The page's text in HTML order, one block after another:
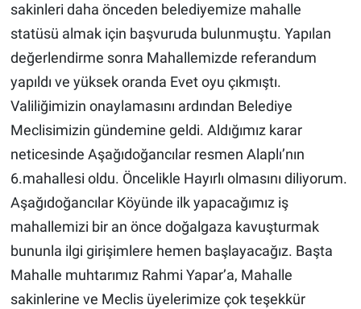
sakinleri daha önceden belediyemize mahalle
statüsü almak için başvuruda bulunmuştu. Yapılan
değerlendirme sonra Mahallemizde referandum
yapıldı ve yüksek oranda Evet oyu çıkmıştı.
Valiliğimizin onaylamasını ardından Belediye
Meclisimizin gündemine geldi. Aldığımız karar
neticesinde Aşağıdoğancılar resmen Alaplı’nın
6.mahallesi oldu. Öncelikle Hayırlı olmasını diliyorum.
Aşağıdoğancılar Köyünde ilk yapacağımız iş
mahallemizi bir an önce doğalgaza kavuşturmak
bununla ilgi girişimlere hemen başlayacağız. Başta
Mahalle muhtarımız Rahmi Yapar’a, Mahalle
sakinlerine ve Meclis üyelerimize çok teşekkür